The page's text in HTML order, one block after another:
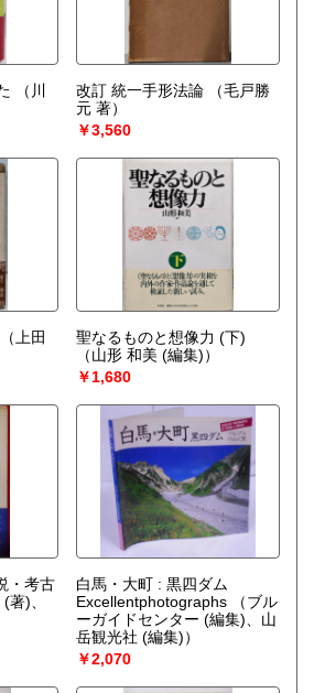
（川
改訂 統一手形法論
（毛戸勝
元 著）
￥3,560
（上田
聖なるものと想像力 (下)
（山形 和美 (編集)）
￥1,680
・考古
著)、
白馬・大町 : 黒四ダム
Excellentphotographs
（ブル
ーガイドセンター (編集)、山
岳観光社 (編集)）
￥2,070